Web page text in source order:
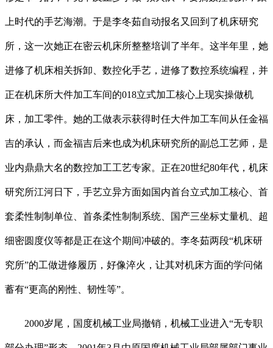
上时代的手艺海潮。于是李冬茹自动报名又回到了机床研究
所，这一次她正在密云机床所整整培训了半年。这半年里，她
进修了机床相关拆卸、数控化手艺，进修了数控系统编程，并
正在机床所大件加工车间的018立式加工核心上现实操做机
床，加工零件。她的工做表示获得时任大件加工车间从任金福
吉的承认，而金福吉后来也成为机床研究所的副总工艺师，是
业内鼎鼎大名的数控加工工艺专家。正在20世纪80年代，机床
研究所江河日下，手艺立异方面如国内首台立式加工核心、首
套柔性制制单位、首条柔性制制系统、国产三坐标丈量机、超
细密圆度仪等都是正在这个期间冲破的。李冬茹两段“机床研
究所”的工做进修履历，好像淬火，让其对机床方面的学问储
蓄有“更高的刚性、韧性等”。
2000岁尾，国度机械工业局撤销，机械工业进入“无专职